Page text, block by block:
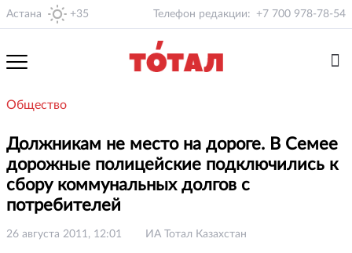
Астана +35 Телефон редакции: +7 700 978-78-54
Общество
Должникам не место на дороге. В Семее
дорожные полицейские подключились к
сбору коммунальных долгов с
потребителей
26 августа 2011, 12:01 ИА Тотал Казахстан